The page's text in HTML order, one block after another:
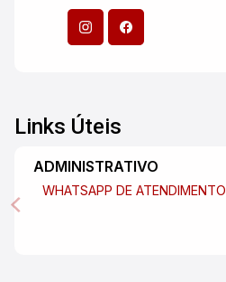
Links Úteis
ADMINISTRATIVO
WHATSAPP DE ATENDIMENTO